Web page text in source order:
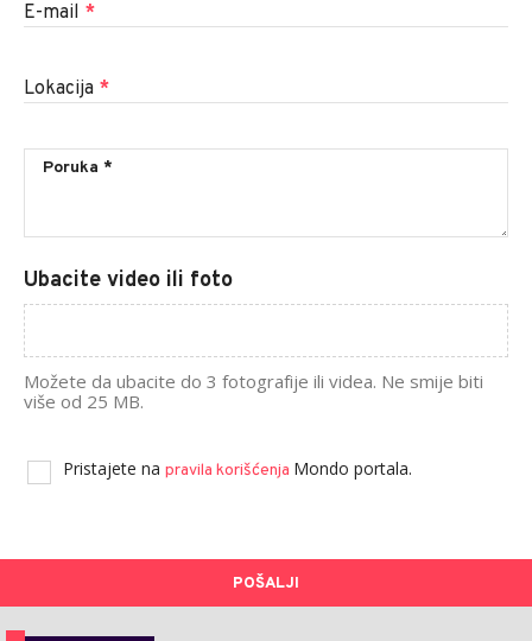
E-mail *
Lokacija *
Ubacite video ili foto
Možete da ubacite do 3 fotografije ili videa. Ne smije biti
više od 25 MB.
Pristajete na pravila korišćenja Mondo portala.
POŠALJI